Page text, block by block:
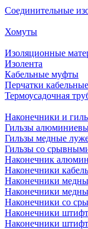
Соединительные
Хомуты
Изоляционные
Изолента
Кабельные муфты
Перчатки кабельные
Термоусадочная
Наконечники и
Гильзы
Гильзы медные
Гильзы со
Наконечник
Наконечники
Наконечники
Наконечники
Наконечники со
Наконечники
Наконечники